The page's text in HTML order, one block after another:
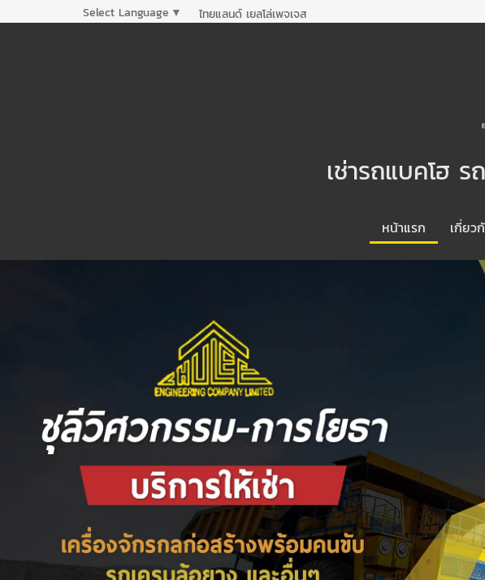
Select Language ▼ ไทยแลนด์ เยลโล่เพจเจส
เช่ารถแบคโฮ
หน้าแรก เกี่ยว